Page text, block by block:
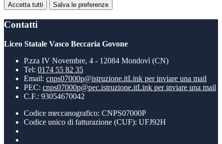
Accetta tutti Salva le preferenze
Contatti
Liceo Statale Vasco Beccaria Govone
P.zza IV Novembre, 4 - 12084 Mondovì (CN)
Tel: 0174 55 82 35
Email: cnps07000p@istruzione.itLink per inviare una mail
PEC: cnps07000p@pec.istruzione.itLink per inviare una mail
C.F.: 93054670042
Codice meccanografico: CNPS07000P
Codice unico di fatturazione (CUF): UFJ92H